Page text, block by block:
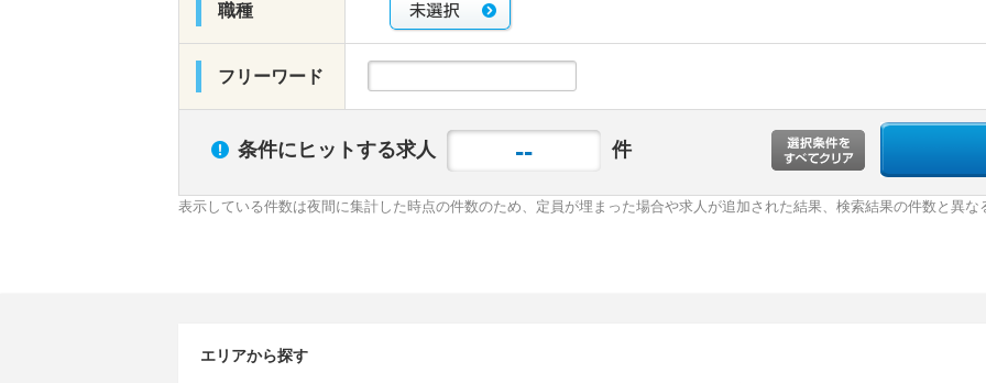
職種
フリーワード
条件にヒットする求人 -- 件
表示している件数は夜間に集計した時点の件数のため、定員が埋まった場合や求人が追加された結果、検索結果の件数と異な
エリアから探す